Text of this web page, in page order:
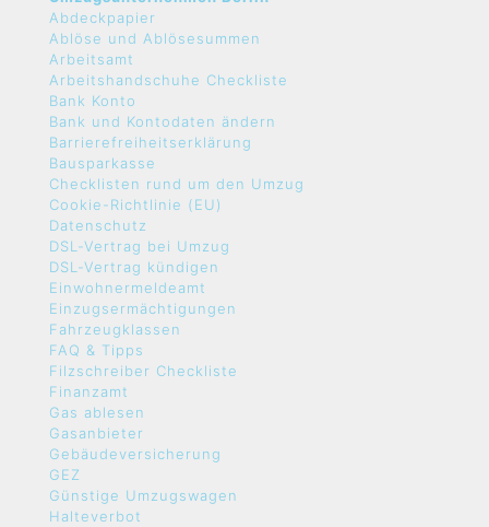
Abdeckpapier
Ablöse und Ablösesummen
Arbeitsamt
Arbeitshandschuhe Checkliste
Bank Konto
Bank und Kontodaten ändern
Barrierefreiheitserklärung
Bausparkasse
Checklisten rund um den Umzug
Cookie-Richtlinie (EU)
Datenschutz
DSL-Vertrag bei Umzug
DSL-Vertrag kündigen
Einwohnermeldeamt
Einzugsermächtigungen
Fahrzeugklassen
FAQ & Tipps
Filzschreiber Checkliste
Finanzamt
Gas ablesen
Gasanbieter
Gebäudeversicherung
GEZ
Günstige Umzugswagen
Halteverbot